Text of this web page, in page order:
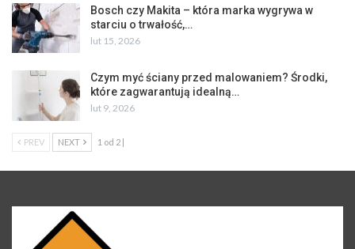
Bosch czy Makita – która marka wygrywa w
starciu o trwałość,…
lut 15, 2026
Czym myć ściany przed malowaniem? Środki,
które zagwarantują idealną…
lut 9, 2026
PREV NEXT 1 od 2 |